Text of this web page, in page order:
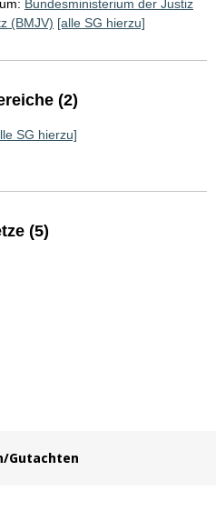
Bundesministerium der Justiz
(BMJV) [alle SG hierzu]
(2)
SG hierzu]
(5)
Gutachten